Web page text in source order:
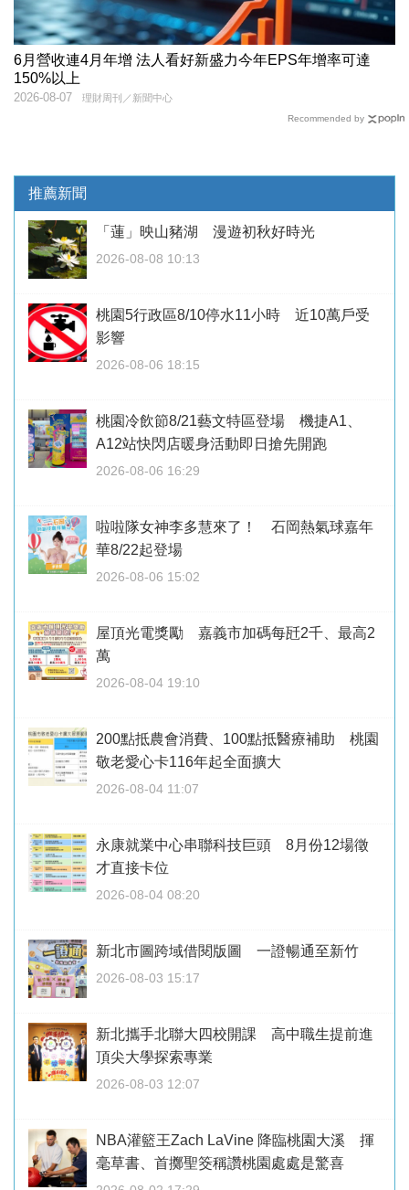
6月營收連4月年增 法人看好新盛力今年EPS年增率可達
150%以上
理財周刊／新聞中心
2026-08-07
Recommended by
推薦新聞
「蓮」映山豬湖 漫遊初秋好時光
2026-08-08 10:13
桃園5行政區8/10停水11小時 近10萬戶受
影響
2026-08-06 18:15
桃園冷飲節8/21藝文特區登場 機捷A1、
A12站快閃店暖身活動即日搶先開跑
2026-08-06 16:29
啦啦隊女神李多慧來了！ 石岡熱氣球嘉年
華8/22起登場
2026-08-06 15:02
屋頂光電獎勵 嘉義市加碼每瓩2千、最高2
萬
2026-08-04 19:10
200點抵農會消費、100點抵醫療補助 桃園
敬老愛心卡116年起全面擴大
2026-08-04 11:07
永康就業中心串聯科技巨頭 8月份12場徵
才直接卡位
2026-08-04 08:20
新北市圖跨域借閱版圖 一證暢通至新竹
2026-08-03 15:17
新北攜手北聯大四校開課 高中職生提前進
頂尖大學探索專業
2026-08-03 12:07
NBA灌籃王Zach LaVine 降臨桃園大溪 揮
毫草書、首擲聖筊稱讚桃園處處是驚喜